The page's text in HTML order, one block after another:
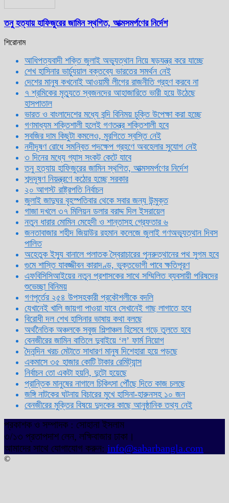
তনু হত্যায় হাফিজুরের জামিন স্থগিত, আত্মসমর্পণের নির্দেশ
শিরোনাম
আধিপত্যবাদী শক্তি জুলাই অভ্যুত্থান নিয়ে ষড়যন্ত্র করে যাচ্ছে
শেখ হাসিনার ভার্চ্যুয়াল বক্তব্যে ভারতের সমর্থন নেই
দেশের মানুষ কখনোই আওয়ামী লীগের রাজনীতি গ্রহণ করবে না
৭ শ্রমিকের মৃত্যুতে স্বজনদের আহাজারিতে ভারী হয়ে উঠেছে
হাসপাতাল
ভারত ও বাংলাদেশের মধ্যে বন্দি বিনিময় চুক্তি উপেক্ষা করা হচ্ছে
গণমাধ্যম শক্তিশালী হলেই গণতন্ত্র শক্তিশালী হবে
সবজির দাম কিছুটা কমলেও, মুরগিতে স্বস্তি নেই
নদীদূষণ রোধে সমন্বিত পদক্ষেপ গ্রহণে অবহেলার সুযোগ নেই
৩ দিনের মধ্যে গ্যাস সংকট কেটে যাবে
তনু হত্যায় হাফিজুরের জামিন স্থগিত, আত্মসমর্পণের নির্দেশ
শব্দদূষণ নিয়ন্ত্রণে কঠোর হচ্ছে সরকার
২০ আগস্ট রাষ্ট্রপতি নির্বাচন
জুলাই জাদুঘর বৃহস্পতিবার থেকে সবার জন্য উন্মুক্ত
গাজা দখলে ৩৭ মিলিয়ন ডলার বরাদ্দ দিল ইসরায়েল
নতুন ধারার মোমিন মেহেদী ও শান্তাসহ গ্রেফতার ৬
জনতাবাজার শহীদ জিয়াউর রহমান কলেজে জুলাই গণঅভ্যুত্থান দিবস
পালিত
অহেতুক ইস্যু বানালে পলাতক স্বৈরাচারের পুনরুত্থানের পথ সুগম হবে
গুমে শাস্তি যাবজ্জীবন কারাদণ্ড, ভুক্তভোগী পাবে ক্ষতিপূরণ
এফবিসিসিআইয়ের নতুন প্রশাসকের সাথে সম্মিলিত ব্যবসায়ী পরিষদের
শুভেচ্ছা বিনিময়
গণপূর্তের ২৫৪ উপসহকারী প্রকৌশলীকে বদলি
যেখানেই খালি জায়গা পাওয়া যাবে সেখানেই গাছ লাগাতে হবে
বিরোধী দল শেখ হাসিনার ভাষায় কথা বলছে
অর্থনৈতিক অঞ্চলকে সবুজ শিল্পাঞ্চল হিসেবে গড়ে তুলতে হবে
বেনজীরের জামিন বাতিলে দুবাইয়ে ‌‘ল’ ফার্ম নিয়োগ
দৈনন্দিন খরচ মেটাতে সাধারণ মানুষ দিশেহারা হয়ে পড়ছে
একমাসে ৩৫ হাজার কোটি টাকার রেমিট্যান্স
নির্বাচন তো একটা হয়নি, দুটো হয়েছে
প্রান্তিক মানুষের নাগালে চিকিৎসা পৌঁছে দিতে কাজ চলছে
জঙ্গি নাটকের ঘটনায় বিচারের মুখে হাসিনা-হারুনসহ ১০ জন
বেনজীরের মুক্তির বিষয়ে দুদকের কাছে আনুষ্ঠানিক তথ্য নেই
প্রকাশক ও সম্পাদক : সোহানা ইসলাম
৩/১৩ প্রতাপদাশ লেন, লক্ষিবাজার ঢাকা।
আমাদের সাথে যোগাযোগ করুন: info@sabarbangla.com
©